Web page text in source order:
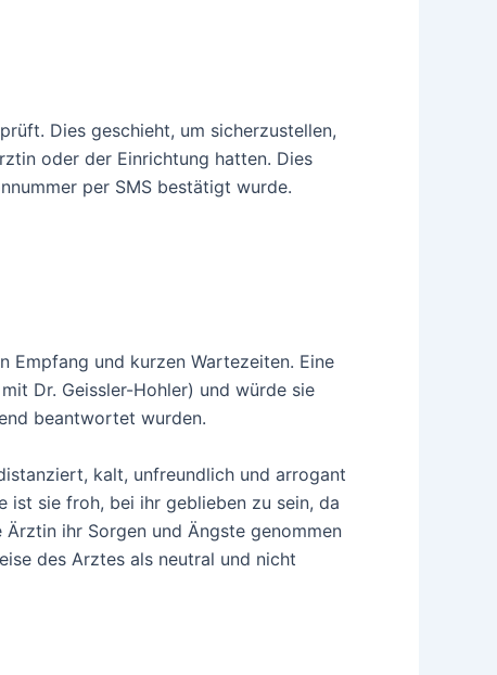
Dies geschieht, um sicherzustellen,
oder der Einrichtung hatten. Dies
per SMS bestätigt wurde.
Empfang und kurzen Wartezeiten. Eine
Dr. Geissler-Hohler) und würde sie
beantwortet wurden.
kalt, unfreundlich und arrogant
ist sie froh, bei ihr geblieben zu sein, da
ihr Sorgen und Ängste genommen
des Arztes als neutral und nicht